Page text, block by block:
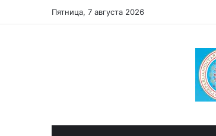
Пятница, 7 августа 2026